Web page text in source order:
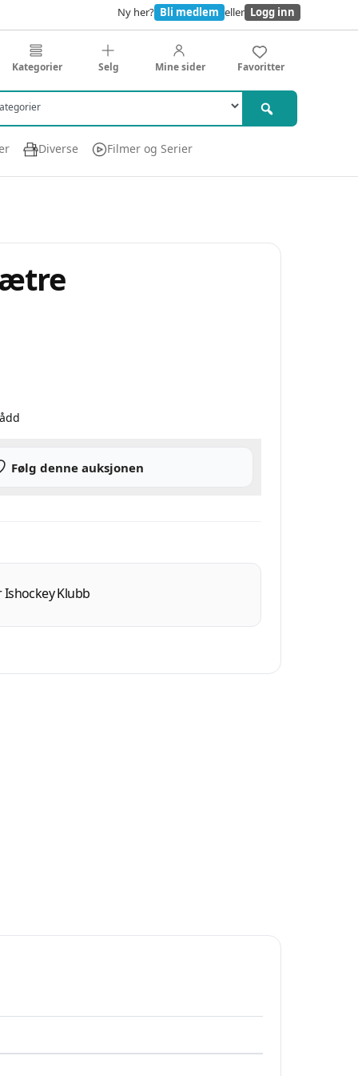
Ny her? Bli medlem eller Logg inn
Kategorier Selg Mine sider Favoritter
Diverse Filmer og Serier
Følg denne auksjonen
Ishockey Klubb